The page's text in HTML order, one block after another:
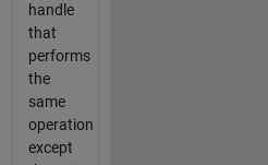
handle
that
performs
the
same
operation
except